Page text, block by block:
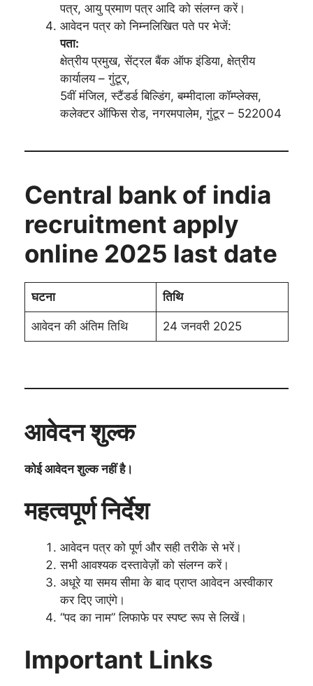
पत्र, आयु प्रमाण पत्र आदि को संलग्न करें।
आवेदन पत्र को निम्नलिखित पते पर भेजें:
पता:
क्षेत्रीय प्रमुख, सेंट्रल बैंक ऑफ इंडिया, क्षेत्रीय
कार्यालय – गुंटूर,
5वीं मंजिल, स्टैंडर्ड बिल्डिंग, बम्मीदाला कॉम्प्लेक्स,
कलेक्टर ऑफिस रोड, नगरमपालेम, गुंटूर – 522004
Central bank of india
recruitment apply
online 2025 last date
घटना तिथि
आवेदन की अंतिम तिथि 24 जनवरी 2025
आवेदन शुल्क
कोई आवेदन शुल्क नहीं है।
महत्वपूर्ण निर्देश
आवेदन पत्र को पूर्ण और सही तरीके से भरें।
सभी आवश्यक दस्तावेज़ों को संलग्न करें।
अधूरे या समय सीमा के बाद प्राप्त आवेदन अस्वीकार
कर दिए जाएंगे।
“पद का नाम” लिफाफे पर स्पष्ट रूप से लिखें।
Important Links